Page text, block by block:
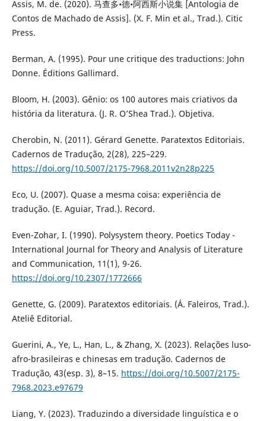
Assis, M. de. (2020). 马查多•德•阿西斯小说集 [Antologia de
Contos de Machado de Assis]. (X. F. Min et al., Trad.). Citic
Press.
Berman, A. (1995). Pour une critique des traductions: John
Donne. Éditions Gallimard.
Bloom, H. (2003). Gênio: os 100 autores mais criativos da
história da literatura. (J. R. O’Shea Trad.). Objetiva.
Cherobin, N. (2011). Gérard Genette. Paratextos Editoriais.
Cadernos de Tradução, 2(28), 225–229.
https://doi.org/10.5007/2175-7968.2011v2n28p225
Eco, U. (2007). Quase a mesma coisa: experiência de
tradução. (E. Aguiar, Trad.). Record.
Even-Zohar, I. (1990). Polysystem theory. Poetics Today -
International Journal for Theory and Analysis of Literature
and Communication, 11(1), 9-26.
https://doi.org/10.2307/1772666
Genette, G. (2009). Paratextos editoriais. (Á. Faleiros, Trad.).
Ateliê Editorial.
Guerini, A., Ye, L., Han, L., & Zhang, X. (2023). Relações luso-
afro-brasileiras e chinesas em tradução. Cadernos de
Tradução, 43(esp. 3), 8–15. https://doi.org/10.5007/2175-
7968.2023.e97679
Liang, Y. (2023). Traduzindo a diversidade linguística e o